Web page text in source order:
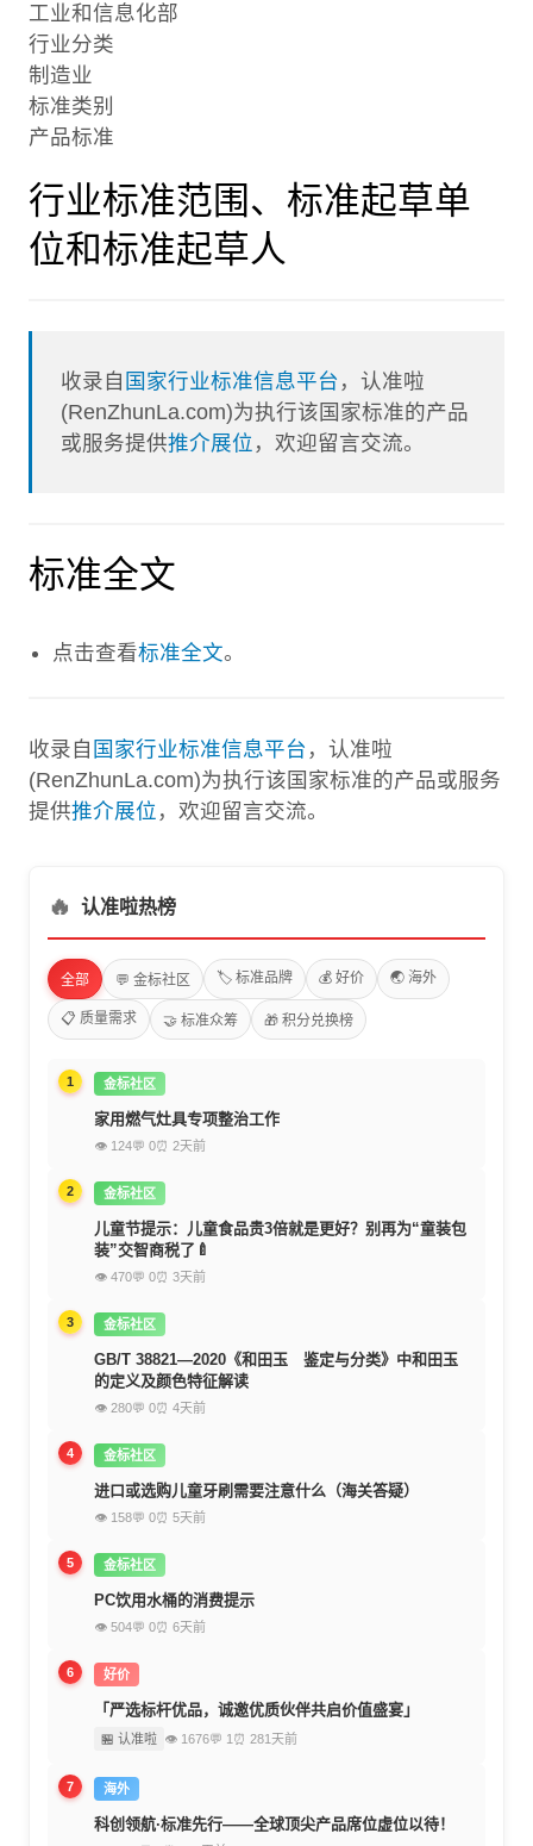
工业和信息化部
行业分类
制造业
标准类别
产品标准
行业标准范围、标准起草单
位和标准起草人
收录自 国家行业标准信息平台 ，认准啦
(RenZhunLa.com)为执行该国家标准的产品
或服务提供推介展位 ，欢迎留言交流。
标准全文
点击查看标准全文。
收录自 国家行业标准信息平台 ，认准啦
(RenZhunLa.com)为执行该国家标准的产品或服务
提供推介展位 ，欢迎留言交流。
🔥 认准啦热榜
全部 💬 金标社区 🏷️ 标准品牌 💰 好价 🌏 海外
📋 质量需求 🤝 标准众筹 🎁 积分兑换榜
1 金标社区
家用燃气灶具专项整治工作
👁 124💬 0⏰ 2天前
2 金标社区
儿童节提示：儿童食品贵3倍就是更好？别再为“童装包
装”交智商税了🍼
👁 470💬 0⏰ 3天前
3 金标社区
GB/T 38821—2020《和田玉 鉴定与分类》中和田玉
的定义及颜色特征解读
👁 280💬 0⏰ 4天前
4 金标社区
进口或选购儿童牙刷需要注意什么（海关答疑）
👁 158💬 0⏰ 5天前
5 金标社区
PC饮用水桶的消费提示
👁 504💬 0⏰ 6天前
6 好价
「严选标杆优品，诚邀优质伙伴共启价值盛宴」
🏪 认准啦 👁 1676💬 1 ⏰ 281天前
7 海外
科创领航·标准先行——全球顶尖产品席位虚位以待！